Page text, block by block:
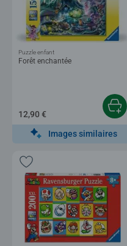
Forêt enchantée
Puzzle enfant
12,90 €
Images similaires